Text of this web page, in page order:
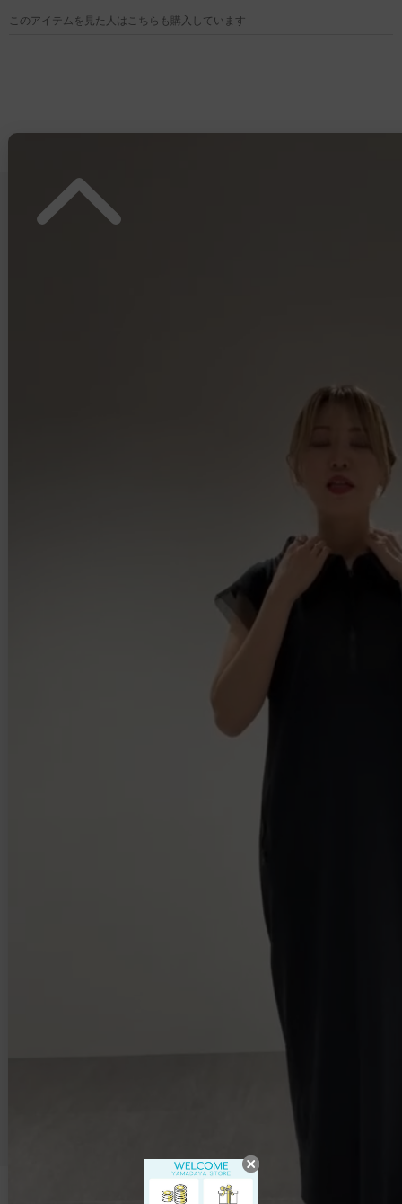
このアイテムを見た人はこちらも購入しています
STORE BRAND / LABEL
バッグ
シューズ
アクセサリー